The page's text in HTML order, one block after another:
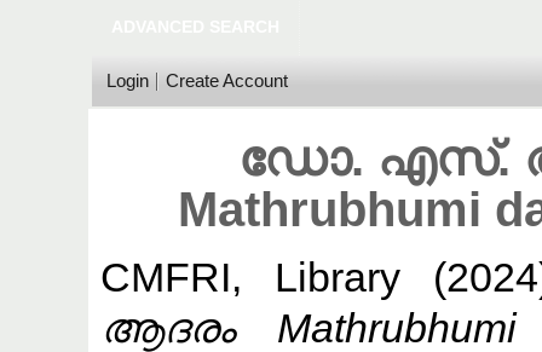
Login Create Account
ഡോ. എസ്.
Mathrubhumi
CMFRI, Library
ആദരം